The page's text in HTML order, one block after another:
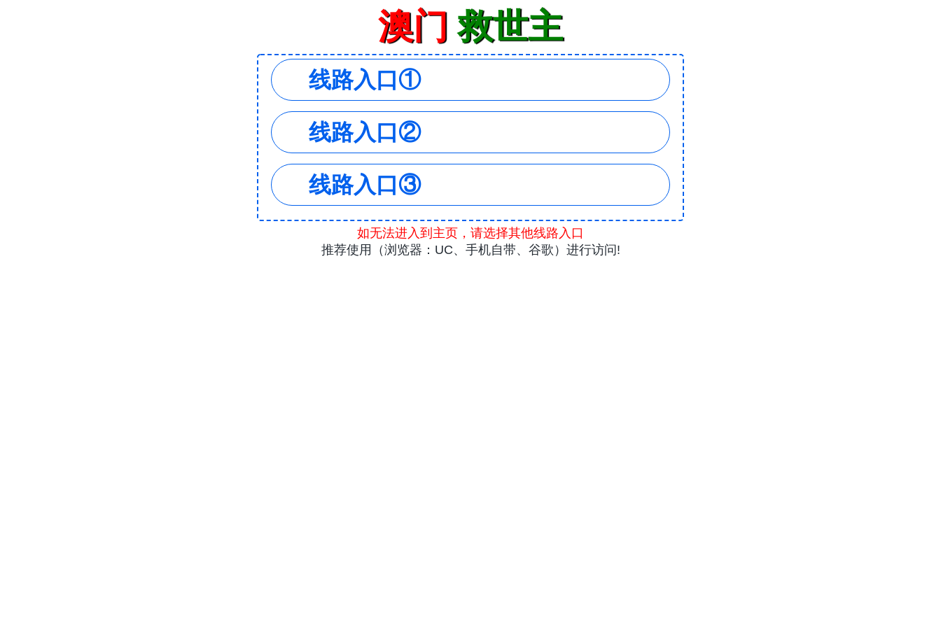
澳门 救世主
线路入口①
线路入口②
线路入口③
如无法进入到主页，请选择其他线路入口
推荐使用（浏览器：UC、手机自带、谷歌）进行访问!